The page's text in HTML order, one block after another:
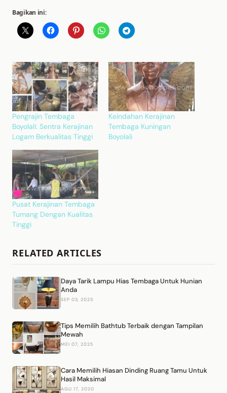
Bagikan ini:
Pengrajin Tembaga
Boyolali: Sentra Kerajinan
Logam Berkualitas Tinggi
Keindahan Kerajinan
Tembaga Kuningan
Boyolali
Pusat Kerajinan Tembaga
Tumang Dengan Kualitas
Tinggi
RELATED ARTICLES
Daya Tarik Lampu Hias Tembaga Untuk Hunian
Anda
SEP 03, 2025
Tips Memilih Bathtub Terbaik dengan Tampilan
Mewah
MEI 07, 2025
Cara Memilih Hiasan Dinding Ruang Tamu Untuk
Hasil Maksimal
AGU 17, 2020